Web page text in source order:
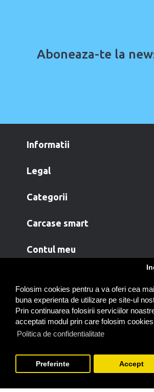
Folosim cookies pentru a va oferi cea mai
buna experienta de utilizare pe site-ul
Prin continuarea folosirii serviciilor
acceptati modul prin care folosim
Politica de confidentialitate
Preferinte Accept
Aboneaza-te la
informatii
legal
categorii
carcase smart
contul meu